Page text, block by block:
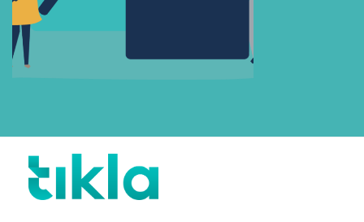
Beni Hatırla
Parolanızı mı unuttunuz?